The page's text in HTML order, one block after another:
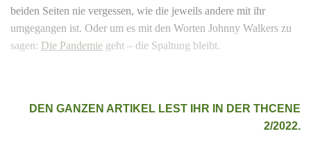
beiden Seiten nie vergessen, wie die jeweils andere mit ihr
umgegangen ist. Oder um es mit den Worten Johnny Walkers zu
sagen: Die Pandemie geht – die Spaltung bleibt.
DEN GANZEN ARTIKEL LEST IHR IN DER THCENE
2/2022.